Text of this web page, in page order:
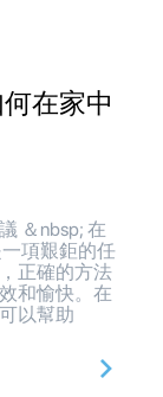
在家中
＆nbsp; 在
項艱鉅的任
正確的方法
和愉快。在
以幫助